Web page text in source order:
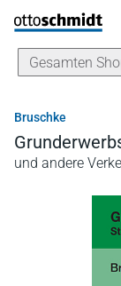
Direkt zum Inhalt
Bruschke
und andere